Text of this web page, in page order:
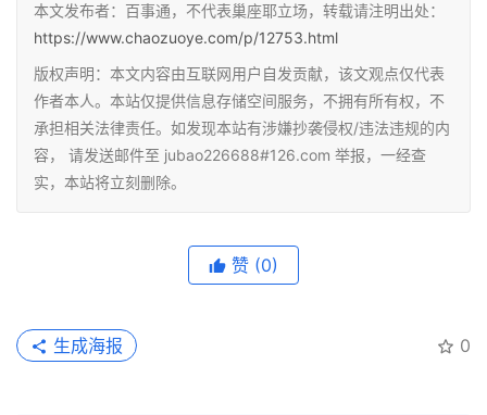
本文发布者：百事通，不代表巢座耶立场，转载请注明出处：
https://www.chaozuoye.com/p/12753.html
版权声明：本文内容由互联网用户自发贡献，该文观点仅代表
作者本人。本站仅提供信息存储空间服务，不拥有所有权，不
承担相关法律责任。如发现本站有涉嫌抄袭侵权/违法违规的内
容， 请发送邮件至 jubao226688#126.com 举报，一经查
实，本站将立刻删除。
赞 (0)
0
生成海报